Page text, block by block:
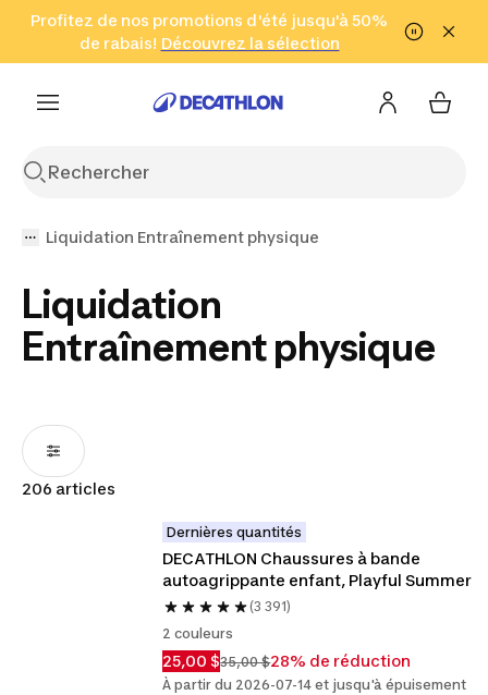
Aller à la recherche Aller au contenu Aller au pied de
Profitez de nos promotions d'été jusqu'à 50%
de rabais! Découvrez la sélection
Cliquez ici
en seulement 2 h!
(Zones sélectionnées)
Liquidation Entraînement physique
Liquidation
Entraînement physique
206 articles
Dernières quantités
DECATHLON Chaussures à bande
autoagrippante enfant, Playful Summer
(3 391)
2 couleurs
25,00 $35,00 $28% de réduction
À partir du 2026-07-14 et jusqu'à épuisement